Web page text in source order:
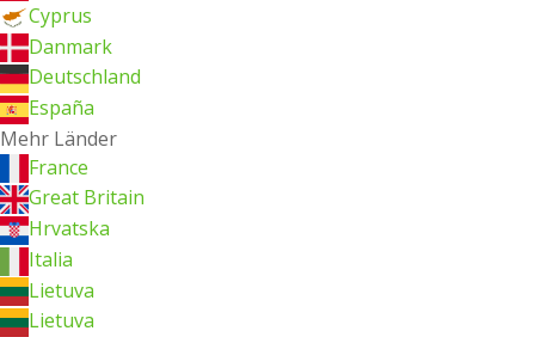
Cyprus
Danmark
Deutschland
España
Mehr Länder
France
Great Britain
Hrvatska
Italia
Lietuva
Lietuva